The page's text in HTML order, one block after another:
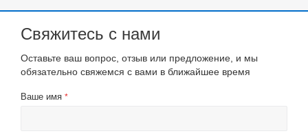
Свяжитесь с нами
Оставьте ваш вопрос, отзыв или предложение, и мы
обязательно свяжемся с вами в ближайшее время
Ваше имя *